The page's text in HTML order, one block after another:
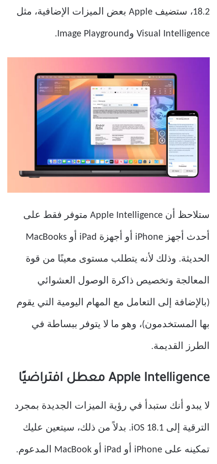
18.2، ستضيف Apple بعض الميزات الإضافية، مثل
Visual Intelligence وImage Playground.
ستلاحظ أن Apple Intelligence متوفر فقط على
أحدث أجهز iPhone أو أجهزة iPad أو MacBooks
الحديثة. وذلك لأنه يتطلب مستوى معينًا من قوة
المعالجة وتخصيص ذاكرة الوصول العشوائي
(بالإضافة إلى التعامل مع المهام اليومية التي يقوم
بها المستخدمون)، وهو ما لا يتوفر ببساطة في
الطرز القديمة.
Apple Intelligence معطل افتراضيًا
لا يبدو أنك ستبدأ في رؤية الميزات الجديدة بمجرد
الترقية إلى iOS 18.1. بدلاً من ذلك، سيتعين عليك
تمكينه على iPhone أو iPad أو MacBook المدعوم.